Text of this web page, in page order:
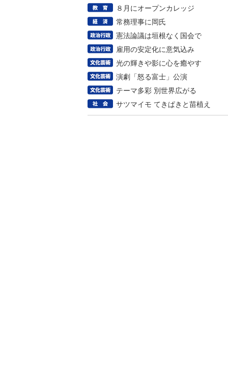
８月にオープンカレッジ
常務理事に岡氏
憲法論議は垣根なく国会で
雇用の安定化に意気込み
光の輝きや影に心を癒やす
演劇「怒る富士」公演
テーマ多彩 別世界広がる
サツマイモ てきぱきと苗植え